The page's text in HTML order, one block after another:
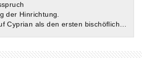
der Hinrichtung.